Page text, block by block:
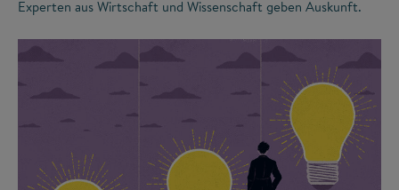
Experten aus Wirtschaft und Wissenschaft geben Auskunft.